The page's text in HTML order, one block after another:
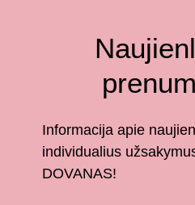
Informacija apie
individualius
DOVANAS!